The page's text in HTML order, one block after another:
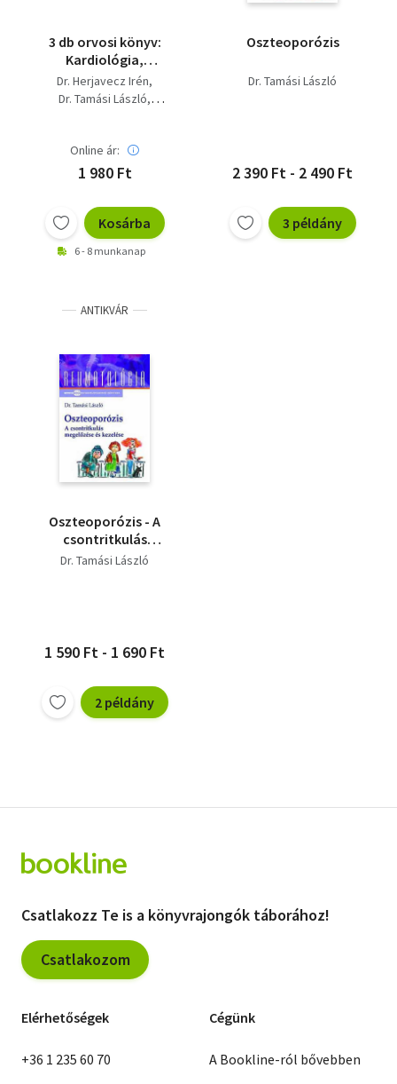
3 db orvosi könyv:
Kardiológia,
Reumatológia,
Allergológia
Dr. Herjavecz Irén
Dr. Tamási László
Online ár:
1 980 Ft
Kosárba
6 - 8 munkanap
Oszteoporózis
Dr. Tamási László
2 390 Ft - 2 490 Ft
3 példány
ANTIKVÁR
Oszteoporózis - A
csontritkulás
megelőzése és
Dr. Tamási László
1 590 Ft - 1 690 Ft
2 példány
Csatlakozz Te is a könyvrajongók táborához!
Csatlakozom
Elérhetőségek
+36 1 235 60 70
Cégünk
A Bookline-ról bővebben